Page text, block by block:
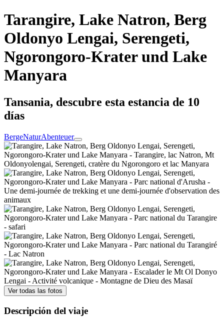
Tarangire, Lake Natron, Berg
Oldonyo Lengai, Serengeti,
Ngorongoro-Krater und Lake
Manyara
Tansania, descubre esta estancia de 10
días
BergeNaturAbenteuer
Ver todas las fotos
Descripción del viaje